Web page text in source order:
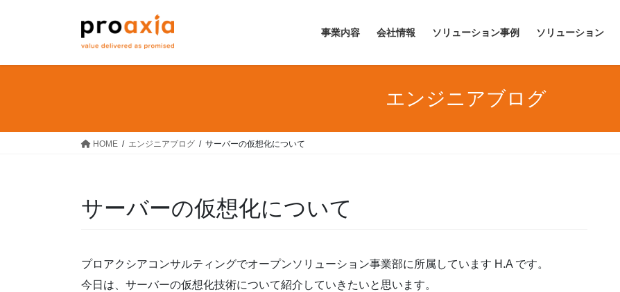
事業内容 会社情報 ソリューション事例 ソリューション
エンジニアブログ
HOME エンジニアブログ サーバーの仮想化について
サーバーの仮想化について
プロアクシアコンサルティングでオープンソリューション事業部に所属しています H.A です。
今日は、サーバーの仮想化技術について紹介していきたいと思います。